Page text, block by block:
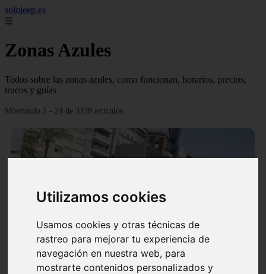
Utilizamos cookies
Usamos cookies y otras técnicas de
rastreo para mejorar tu experiencia de
navegación en nuestra web, para
mostrarte contenidos personalizados y
solojeep.es
☰
Zonas Azules
Todos sobre las zonas azules, como funcionan, horarios, precios,
trucos y guías
Mostrando 1 - 24 de 3338 artículos
▷ Zona Azul Córdoba 《 Horarios y Tarifas 2024 》